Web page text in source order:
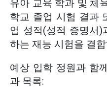
유아 교육 학과 및 체
학교 졸업 시험 결과
업 성적(성적 증명서)
하는 재능 시험을 결
예상 입학 정원과 함
과 목록: